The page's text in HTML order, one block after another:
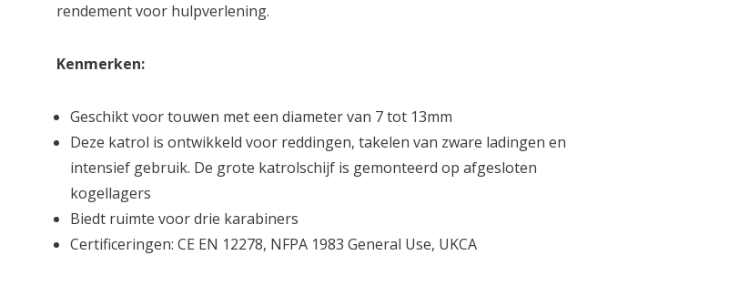
rendement voor hulpverlening.
Kenmerken:
Geschikt voor touwen met een diameter van 7 tot 13mm
Deze katrol is ontwikkeld voor reddingen, takelen van zware ladingen en
intensief gebruik. De grote katrolschijf is gemonteerd op afgesloten
kogellagers
Biedt ruimte voor drie karabiners
Certificeringen: CE EN 12278, NFPA 1983 General Use, UKCA